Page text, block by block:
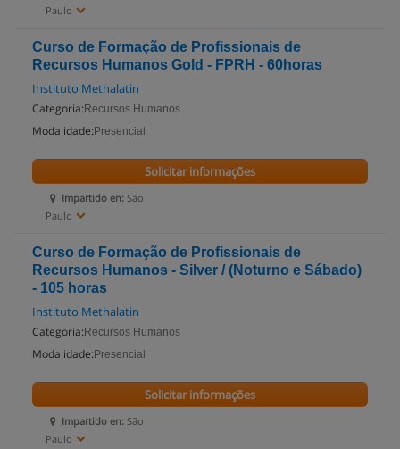
Paulo
Curso de Formação de Profissionais de
Recursos Humanos Gold - FPRH - 60horas
Instituto Methalatin
Categoria: Recursos Humanos
Modalidade: Presencial
Impartido en: São
Paulo
Solicitar informações
Curso de Formação de Profissionais de
Recursos Humanos - Silver / (Noturno e Sábado)
- 105 horas
Instituto Methalatin
Categoria: Recursos Humanos
Modalidade: Presencial
Impartido en: São
Paulo
Solicitar informações